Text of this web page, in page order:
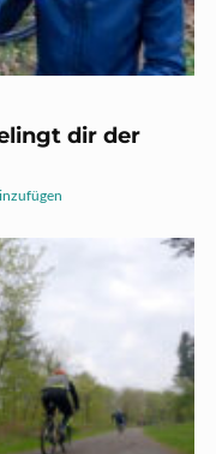
dir der